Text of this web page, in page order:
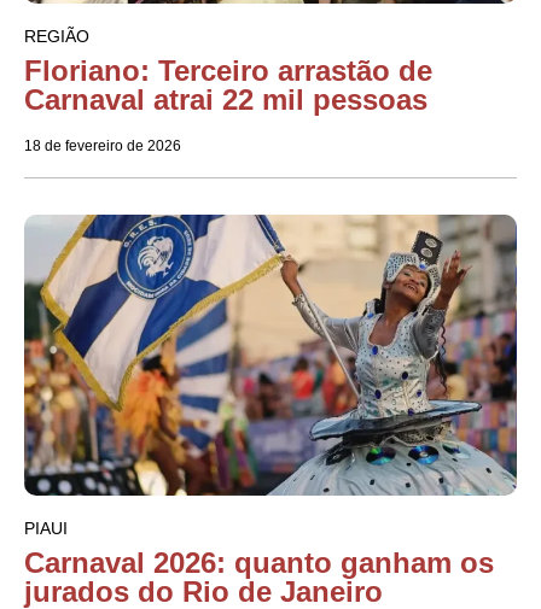
REGIÃO
Floriano: Terceiro arrastão de
Carnaval atrai 22 mil pessoas
18 de fevereiro de 2026
PIAUI
Carnaval 2026: quanto ganham os
jurados do Rio de Janeiro